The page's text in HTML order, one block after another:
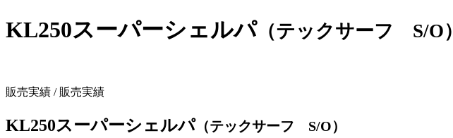
KL250スーパーシェルパ（テックサーフ S/O）
販売実績 / 販売実績
KL250スーパーシェルパ（テックサーフ S/O）